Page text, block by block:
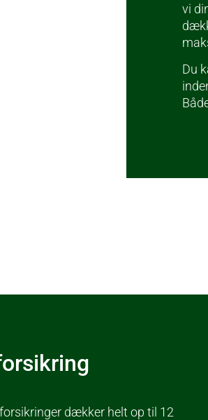
vi
Du
dækker helt op til 12